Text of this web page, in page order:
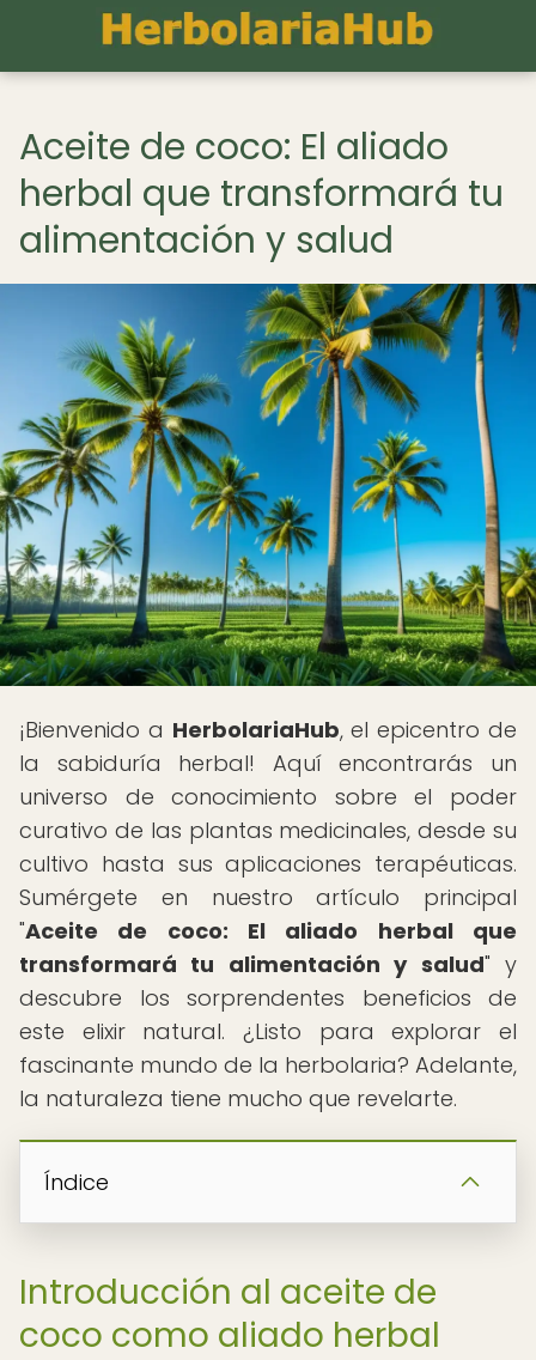
Aceite de coco: El aliado
herbal que transformará tu
alimentación y salud
¡Bienvenido a HerbolariaHub, el epicentro de
la sabiduría herbal! Aquí encontrarás un
universo de conocimiento sobre el poder
curativo de las plantas medicinales, desde su
cultivo hasta sus aplicaciones terapéuticas.
Sumérgete en nuestro artículo principal
"Aceite de coco: El aliado herbal que
transformará tu alimentación y salud" y
descubre los sorprendentes beneficios de
este elixir natural. ¿Listo para explorar el
fascinante mundo de la herbolaria? Adelante,
la naturaleza tiene mucho que revelarte.
Índice
Introducción al aceite de
coco como aliado herbal